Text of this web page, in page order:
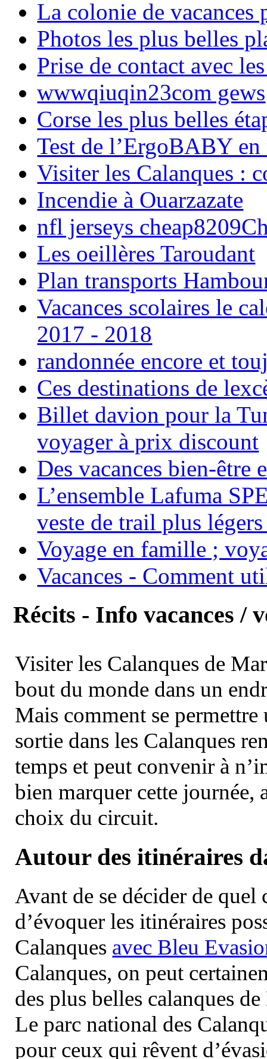
La colonie de vacances
Photos les plus belles
Prise de contact avec
wwwqiuqin23com gews
Corse les plus belles
Test de l’ErgoBABY en
Visiter les Calanques :
Incendie à Ouarzazate
nfl jerseys
Les oeillères Taroudant
Plan transports
Vacances scolaires le
2017 - 2018
randonnée encore et
Ces destinations de
Billet davion pour la
voyager à prix discount
Des vacances bien-être
L’ensemble Lafuma
veste de trail plus
Voyage en famille ;
Vacances - Comment
Récits - Info vacances /
Visiter les Calanques de
bout du monde dans un
Mais comment se permettre
sortie dans les Calanques
temps et peut convenir à
bien marquer cette journée,
choix du circuit.
Autour des itinéraires
Avant de se décider de
d’évoquer les itinéraires
Calanques avec Bleu
Calanques, on peut
des plus belles calanques
Le parc national des
pour ceux qui rêvent